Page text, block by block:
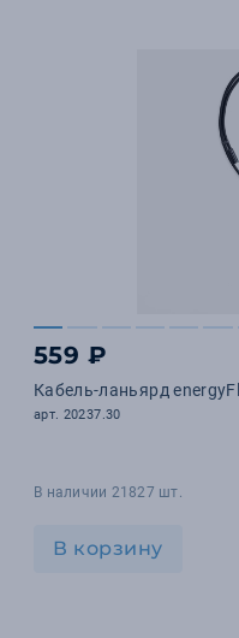
559 ₽
Кабель-ланьярд
арт. 20237.30
В наличии 21827 шт.
В корзину